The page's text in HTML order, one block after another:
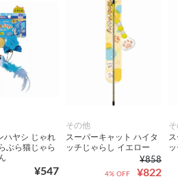
ハヤシ じゃれ
ぶら猫じゃら
¥547
その他
スーパーキャット ハイタ
ッチじゃらし イエロー
¥858
¥822
4% OFF